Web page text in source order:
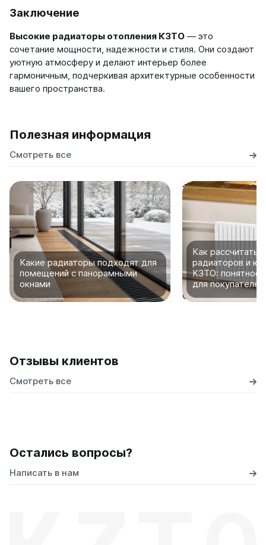
Заключение
Высокие радиаторы отопления КЗТО — это
сочетание мощности, надежности и стиля. Они создают
уютную атмосферу и делают интерьер более
гармоничным, подчеркивая архитектурные особенности
вашего пространства.
Полезная информация
Смотреть все
Какие радиаторы подходят для
помещений с панорамными
окнами
Как рассчитать
радиаторов и
КЗТО: понятное
для покупателей
Отзывы клиентов
Смотреть все
Остались вопросы?
Написать в нам